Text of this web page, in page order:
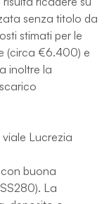
senza titolo da
stimati per le
(circa €6.400) e
inoltre la
viale Lucrezia
buona
La